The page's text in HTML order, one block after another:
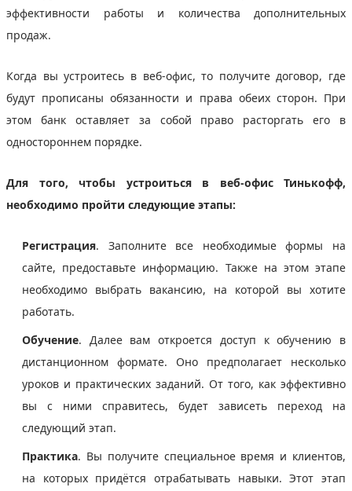
эффективности работы и количества дополнительных
продаж.
Когда вы устроитесь в веб-офис, то получите договор, где
будут прописаны обязанности и права обеих сторон. При
этом банк оставляет за собой право расторгать его в
одностороннем порядке.
Для того, чтобы устроиться в веб-офис Тинькофф,
необходимо пройти следующие этапы:
Регистрация. Заполните все необходимые формы на
сайте, предоставьте информацию. Также на этом этапе
необходимо выбрать вакансию, на которой вы хотите
работать.
Обучение. Далее вам откроется доступ к обучению в
дистанционном формате. Оно предполагает несколько
уроков и практических заданий. От того, как эффективно
вы с ними справитесь, будет зависеть переход на
следующий этап.
Практика. Вы получите специальное время и клиентов,
на которых придётся отрабатывать навыки. Этот этап